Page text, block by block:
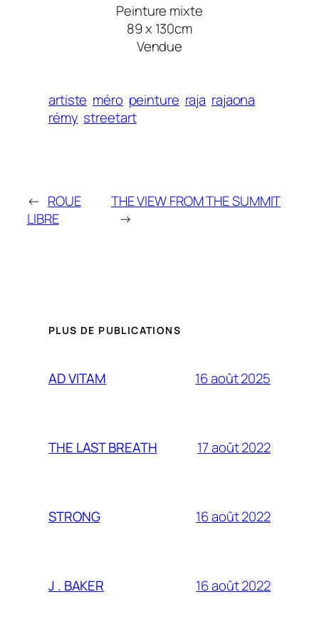
Peinture mixte
89 x 130cm
Vendue
artiste méro peinture raja rajaona
rémy streetart
← ROUE
LIBRE
THE VIEW FROM THE SUMMIT
→
PLUS DE PUBLICATIONS
AD VITAM 16 août 2025
THE LAST BREATH 17 août 2022
STRONG 16 août 2022
J . BAKER 16 août 2022